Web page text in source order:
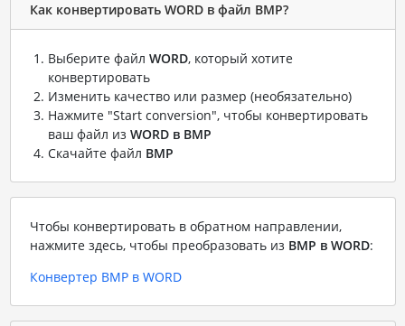
Как конвертировать WORD в файл BMP?
Выберите файл WORD, который хотите
конвертировать
Изменить качество или размер (необязательно)
Нажмите "Start conversion", чтобы конвертировать
ваш файл из WORD в BMP
Скачайте файл BMP
Чтобы конвертировать в обратном направлении,
нажмите здесь, чтобы преобразовать из BMP в WORD:
Конвертер BMP в WORD